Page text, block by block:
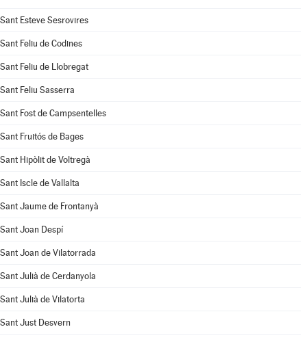
Sant Esteve Sesrovires
Sant Feliu de Codines
Sant Feliu de Llobregat
Sant Feliu Sasserra
Sant Fost de Campsentelles
Sant Fruitós de Bages
Sant Hipòlit de Voltregà
Sant Iscle de Vallalta
Sant Jaume de Frontanyà
Sant Joan Despí
Sant Joan de Vilatorrada
Sant Julià de Cerdanyola
Sant Julià de Vilatorta
Sant Just Desvern